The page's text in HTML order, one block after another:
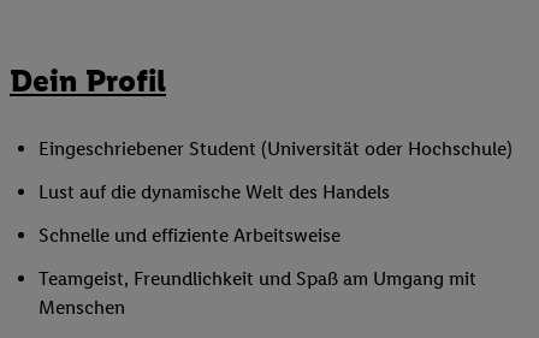
Dein Profil
Eingeschriebener Student (Universität oder Hochschule)
Lust auf die dynamische Welt des Handels
Schnelle und effiziente Arbeitsweise
Teamgeist, Freundlichkeit und Spaß am Umgang mit
Menschen